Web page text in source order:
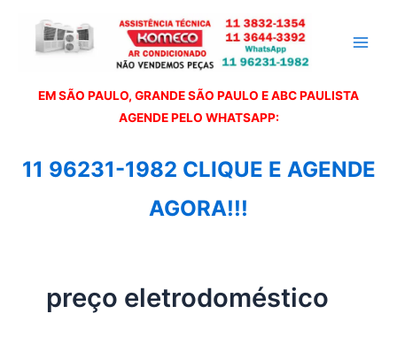
EM SÃO PAULO, GRANDE SÃO PAULO E ABC PAULISTA
AGENDE PELO WHATSAPP:
11 96231-1982 CLIQUE E AGENDE
AGORA!!!
preço eletrodoméstico